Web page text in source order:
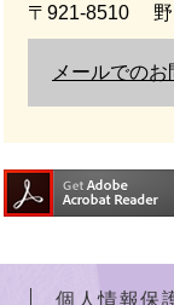
〒921-8510
メールでの
個人情報保